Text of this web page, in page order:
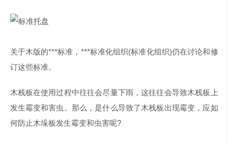
关于木版的***标准，***标准化组织(标准化组织)仍在讨论和修
订这些标准。
木栈板在使用过程中往往会尽量下雨，这往往会导致木栈板上
发生霉变和害虫。那么，是什么导致了木栈板出现霉变，应如
何防止木垛板发生霉变和虫害呢?